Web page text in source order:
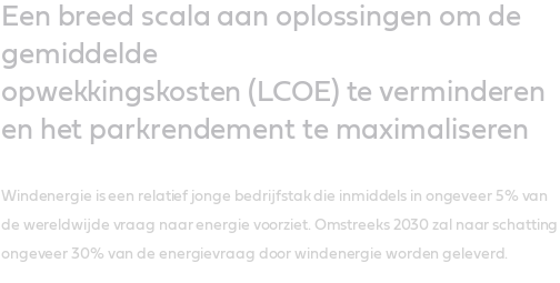
Een breed scala aan oplossingen om de
gemiddelde
opwekkingskosten (LCOE) te verminderen
en het parkrendement te maximaliseren
Windenergie is een relatief jonge bedrijfstak die inmiddels in ongeveer 5% van
de wereldwijde vraag naar energie voorziet. Omstreeks 2030 zal naar schatting
ongeveer 30% van de energievraag door windenergie worden geleverd.